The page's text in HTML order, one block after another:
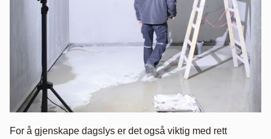
For å gjenskape dagslys er det også viktig med rett